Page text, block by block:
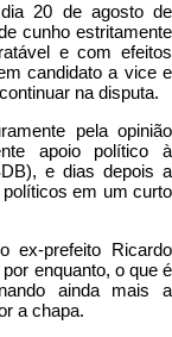
20 de agosto de
cunho estritamente
e com efeitos
candidato a vice e
na disputa.
pela opinião
apoio político à
e dias depois a
em um curto
ex-prefeito Ricardo
enquanto, o que é
ainda mais a
a chapa.